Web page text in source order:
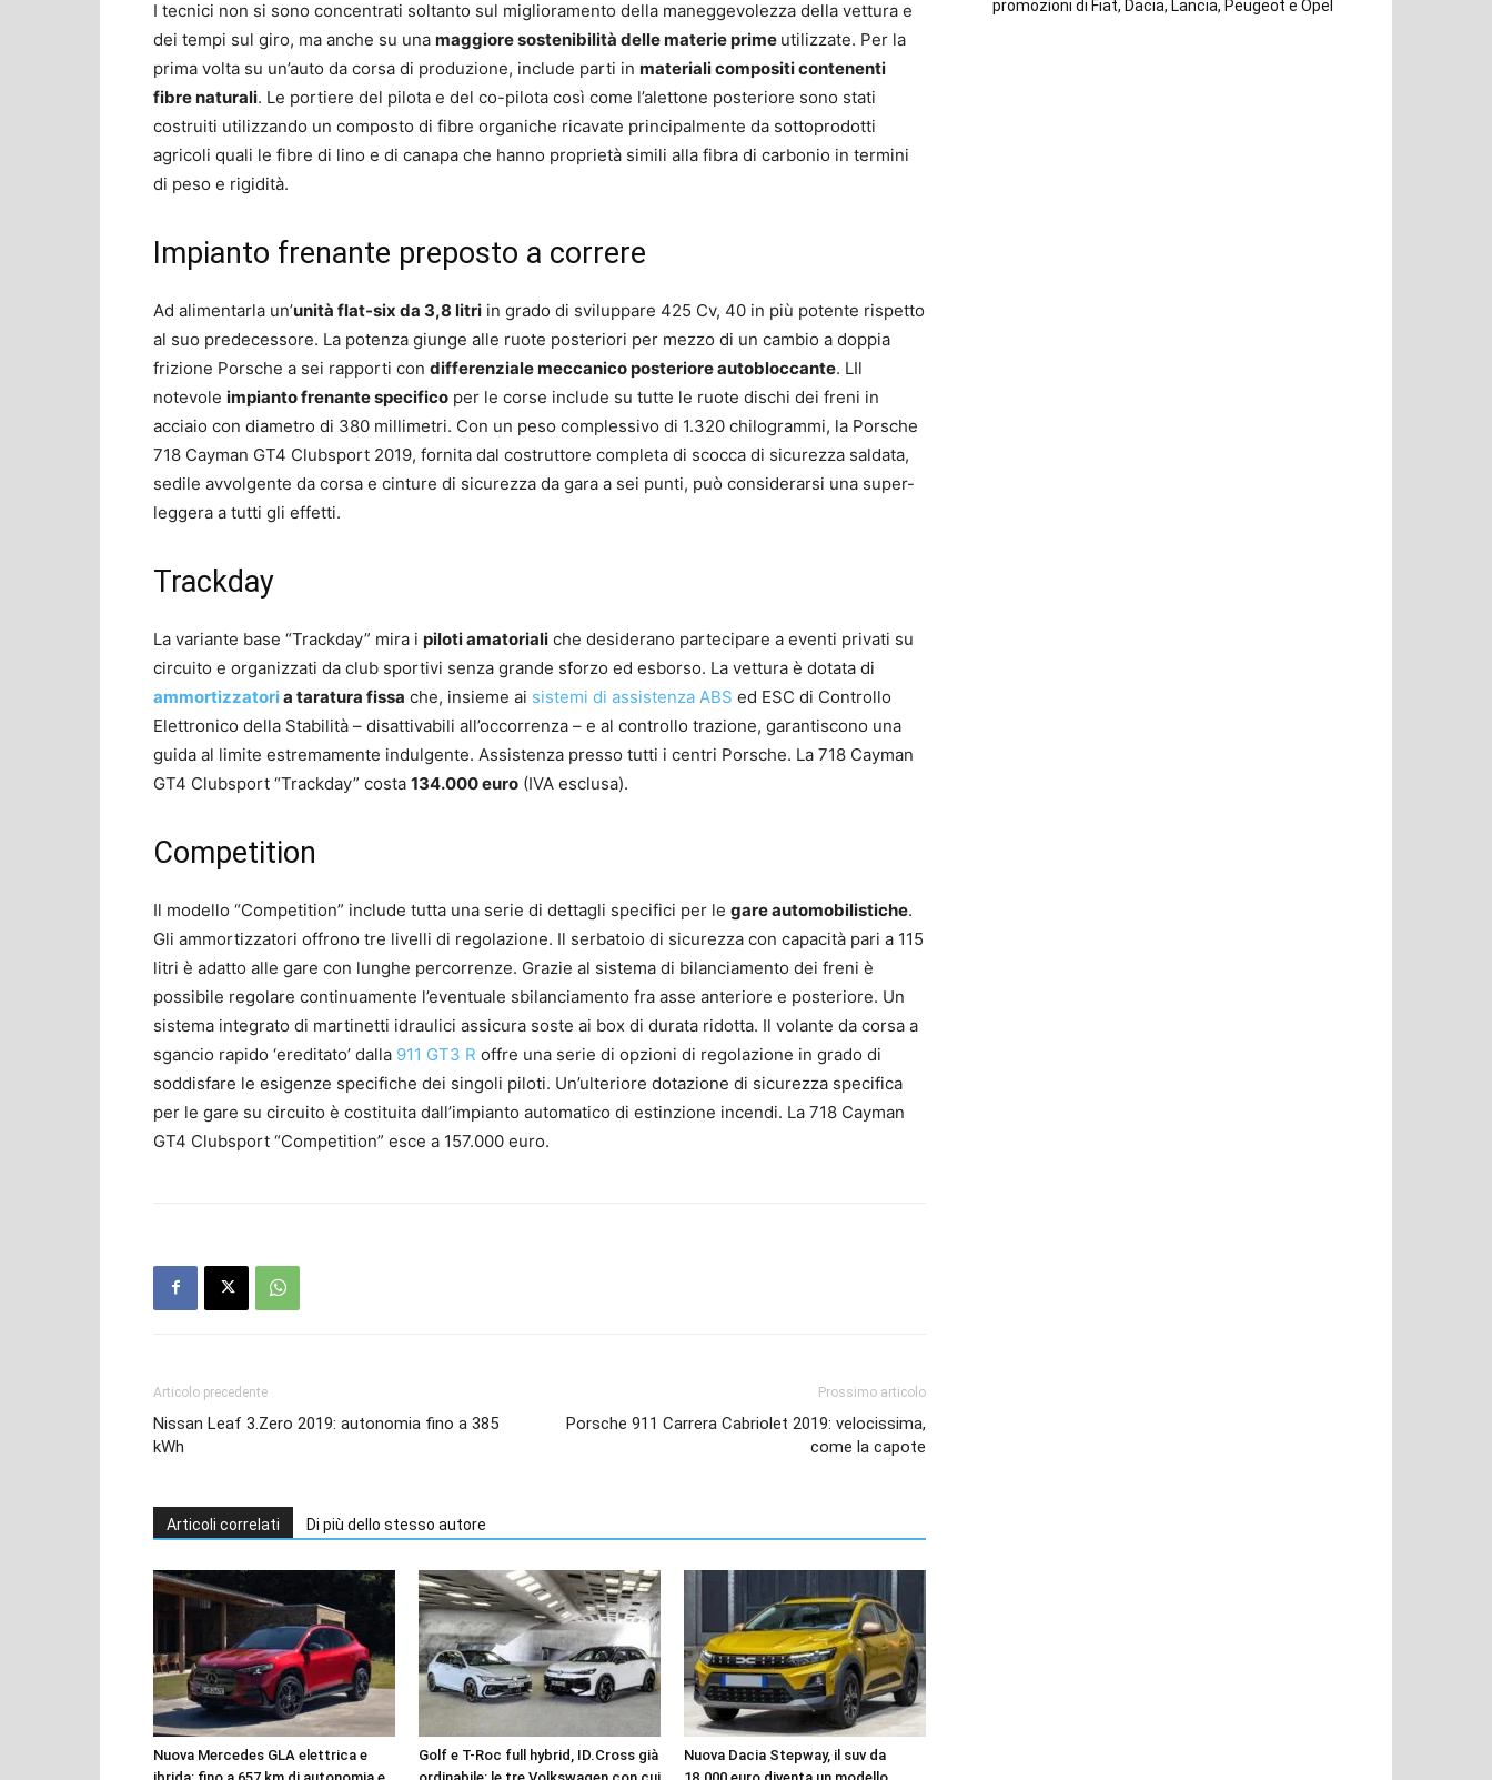
I tecnici non si sono concentrati soltanto sul miglioramento della maneggevolezza della vettura e
dei tempi sul giro, ma anche su una maggiore sostenibilità delle materie prime utilizzate. Per la
prima volta su un’auto da corsa di produzione, include parti in materiali compositi contenenti
fibre naturali. Le portiere del pilota e del co-pilota così come l’alettone posteriore sono stati
costruiti utilizzando un composto di fibre organiche ricavate principalmente da sottoprodotti
agricoli quali le fibre di lino e di canapa che hanno proprietà simili alla fibra di carbonio in termini
di peso e rigidità.
Impianto frenante preposto a correre
Ad alimentarla un’unità flat-six da 3,8 litri in grado di sviluppare 425 Cv, 40 in più potente rispetto
al suo predecessore. La potenza giunge alle ruote posteriori per mezzo di un cambio a doppia
frizione Porsche a sei rapporti con differenziale meccanico posteriore autobloccante. LIl
notevole impianto frenante specifico per le corse include su tutte le ruote dischi dei freni in
acciaio con diametro di 380 millimetri. Con un peso complessivo di 1.320 chilogrammi, la Porsche
718 Cayman GT4 Clubsport 2019, fornita dal costruttore completa di scocca di sicurezza saldata,
sedile avvolgente da corsa e cinture di sicurezza da gara a sei punti, può considerarsi una super-
leggera a tutti gli effetti.
Trackday
La variante base “Trackday” mira i piloti amatoriali che desiderano partecipare a eventi privati su
circuito e organizzati da club sportivi senza grande sforzo ed esborso. La vettura è dotata di
ammortizzatoria taratura fissa che, insieme ai sistemi di assistenza ABS ed ESC di Controllo
Elettronico della Stabilità – disattivabili all’occorrenza – e al controllo trazione, garantiscono una
guida al limite estremamente indulgente. Assistenza presso tutti i centri Porsche. La 718 Cayman
GT4 Clubsport “Trackday” costa 134.000 euro (IVA esclusa).
Competition
Il modello “Competition” include tutta una serie di dettagli specifici per le gare automobilistiche.
Gli ammortizzatori offrono tre livelli di regolazione. Il serbatoio di sicurezza con capacità pari a 115
litri è adatto alle gare con lunghe percorrenze. Grazie al sistema di bilanciamento dei freni è
possibile regolare continuamente l’eventuale sbilanciamento fra asse anteriore e posteriore. Un
sistema integrato di martinetti idraulici assicura soste ai box di durata ridotta. Il volante da corsa a
sgancio rapido ‘ereditato’ dalla 911 GT3 R offre una serie di opzioni di regolazione in grado di
soddisfare le esigenze specifiche dei singoli piloti. Un’ulteriore dotazione di sicurezza specifica
per le gare su circuito è costituita dall’impianto automatico di estinzione incendi. La 718 Cayman
GT4 Clubsport “Competition” esce a 157.000 euro.
Articolo precedente
Nissan Leaf 3.Zero 2019: autonomia fino a 385
kWh
Prossimo articolo
Porsche 911 Carrera Cabriolet 2019: velocissima,
come la capote
Articoli correlati Di più dello stesso autore
Nuova Mercedes GLA elettrica e
ibrida: fino a 657 km di autonomia e
Golf e T-Roc full hybrid, ID.Cross già
ordinabile: le tre Volkswagen con cui
Nuova Dacia Stepway, il suv da
18.000 euro diventa un modello
promozioni di Fiat, Dacia, Lancia, Peugeot e Opel